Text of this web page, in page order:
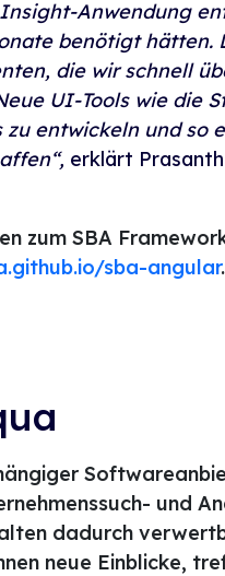
Anwendung
benötigt hätten.
die wir schnell
UI-Tools wie die
entwickeln und so
erklärt
zum SBA
sba-angular.
und
dadurch
neue Einblicke,